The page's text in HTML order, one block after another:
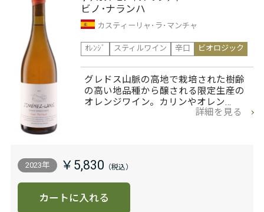
ビノ･ナランハ
カスティーリャ･ラ･マンチャ
ｵﾚﾝｼﾞ
スティルワイン 辛口 ビオロジック
グレドス山脈の高地で栽培された樹齢
の高い地品種から醸される限定生産の
オレンジワイン。カリンやオレン…
詳細を見る
2023年 ￥5,830
カートに入れる